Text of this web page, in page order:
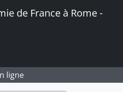
de France à Rome -
ligne